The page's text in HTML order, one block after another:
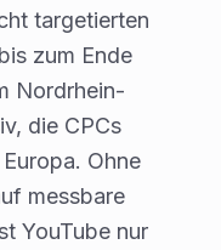
targetierten
zum Ende
Nordrhein-
die CPCs
Ohne
messbare
YouTube nur